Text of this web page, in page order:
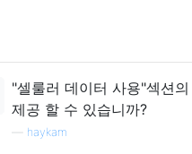
"셀룰러 데이터 사용"섹션
제공 할 수 있습니까?
haykam